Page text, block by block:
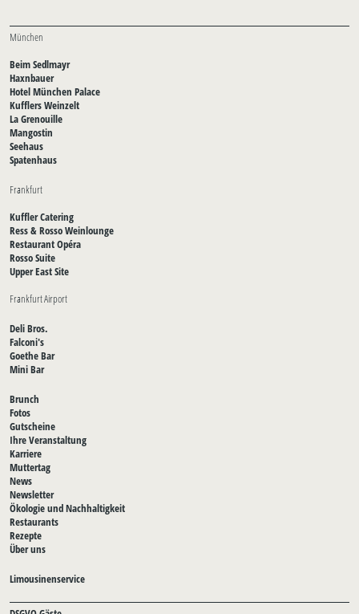
München
Beim Sedlmayr
Haxnbauer
Hotel München Palace
Kufflers Weinzelt
La Grenouille
Mangostin
Seehaus
Spatenhaus
Frankfurt
Kuffler Catering
Ress & Rosso Weinlounge
Restaurant Opéra
Rosso Suite
Upper East Site
Frankfurt Airport
Deli Bros.
Falconi's
Goethe Bar
Mini Bar
Brunch
Fotos
Gutscheine
Ihre Veranstaltung
Karriere
Muttertag
News
Newsletter
Ökologie und Nachhaltigkeit
Restaurants
Rezepte
Über uns
Limousinenservice